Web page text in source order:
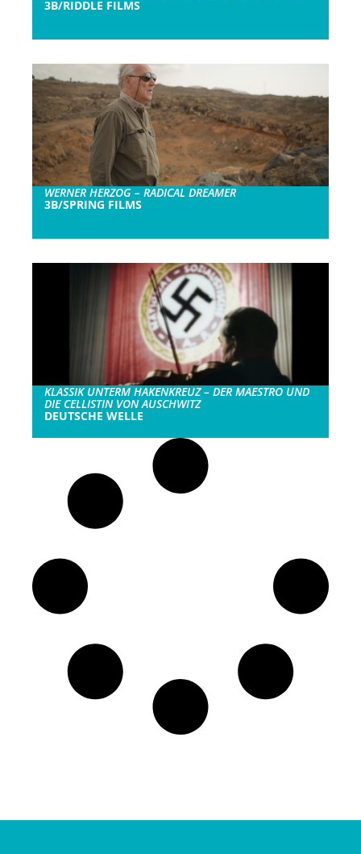
3B/RIDDLE FILMS
WERNER HERZOG – RADICAL DREAMER
3B/SPRING FILMS
KLASSIK UNTERM HAKENKREUZ – DER MAESTRO UND
DIE CELLISTIN VON AUSCHWITZ
DEUTSCHE WELLE